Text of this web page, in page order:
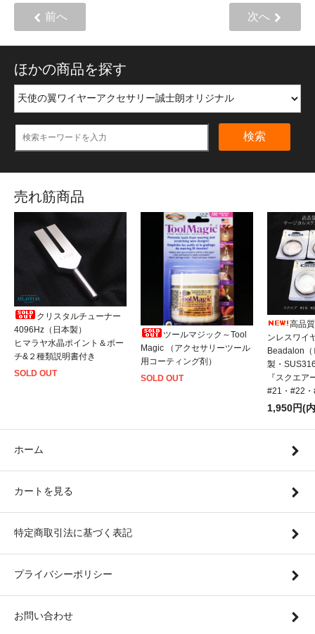
前へ 次へ
ほかの商品を探す
検索
売れ筋商品
クリスタルチューナー
4096Hz（日本製）
ヒマラヤ水晶ポイント＆ポー
チ&２種類説明書付き
SOLD OUT
ツールマジック～Tool
Magic （アクセサリーツール
用コーティング剤）
SOLD OUT
高品
ンレスワイ
Beadalon
製・
『スクエ
#21・#22
1,950円(
ホーム
カートを見る
特定商取引法に基づく表記
プライバシーポリシー
お問い合わせ